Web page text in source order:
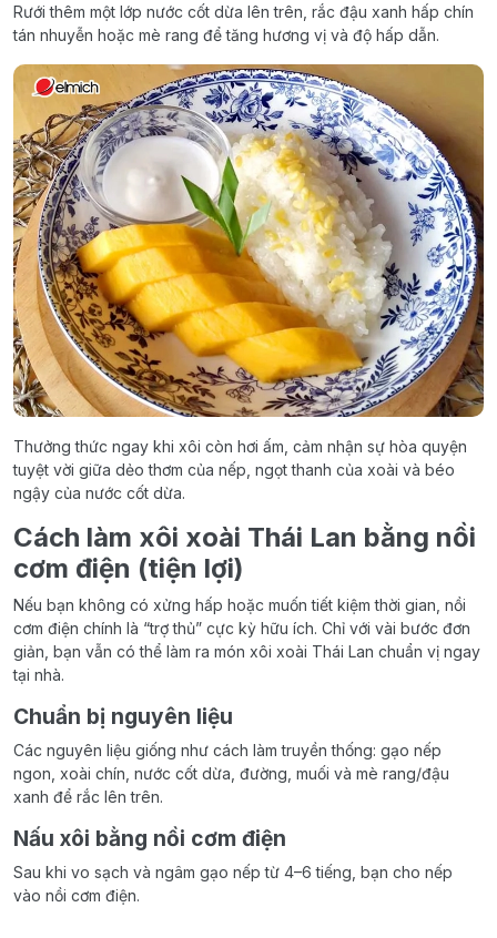
Rưới thêm một lớp nước cốt dừa lên trên, rắc đậu xanh hấp chín
tán nhuyễn hoặc mè rang để tăng hương vị và độ hấp dẫn.
Thưởng thức ngay khi xôi còn hơi ấm, cảm nhận sự hòa quyện
tuyệt vời giữa dẻo thơm của nếp, ngọt thanh của xoài và béo
ngậy của nước cốt dừa.
Cách làm xôi xoài Thái Lan bằng nồi
cơm điện (tiện lợi)
Nếu bạn không có xửng hấp hoặc muốn tiết kiệm thời gian, nồi
cơm điện chính là “trợ thủ” cực kỳ hữu ích. Chỉ với vài bước đơn
giản, bạn vẫn có thể làm ra món xôi xoài Thái Lan chuẩn vị ngay
tại nhà.
Chuẩn bị nguyên liệu
Các nguyên liệu giống như cách làm truyền thống: gạo nếp
ngon, xoài chín, nước cốt dừa, đường, muối và mè rang/đậu
xanh để rắc lên trên.
Nấu xôi bằng nồi cơm điện
Sau khi vo sạch và ngâm gạo nếp từ 4–6 tiếng, bạn cho nếp
vào nồi cơm điện.